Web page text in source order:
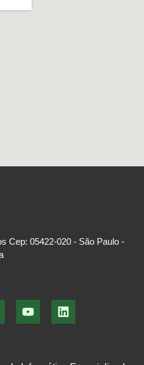
Cep: 05422-020 - São Paulo -